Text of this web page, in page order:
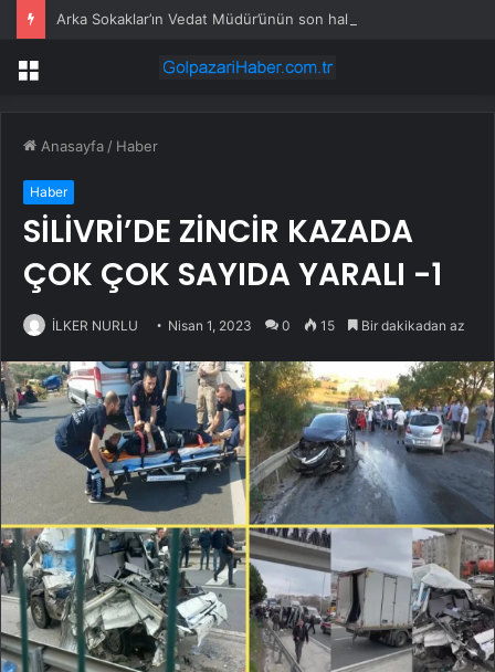
Menü
Anasayfa / Haber
Haber
SİLİVRİ’DE ZİNCİR KAZADA
ÇOK ÇOK SAYIDA YARALI -1
İLKER NURLU Nisan 1, 2023 0 15 Bir dakikadan az